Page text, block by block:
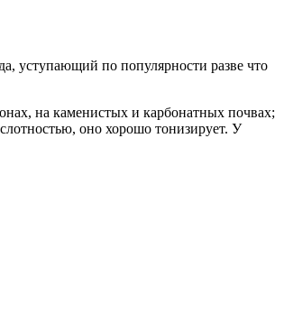
уступающий по популярности разве что
на каменистых и карбонатных почвах;
оно хорошо тонизирует. У